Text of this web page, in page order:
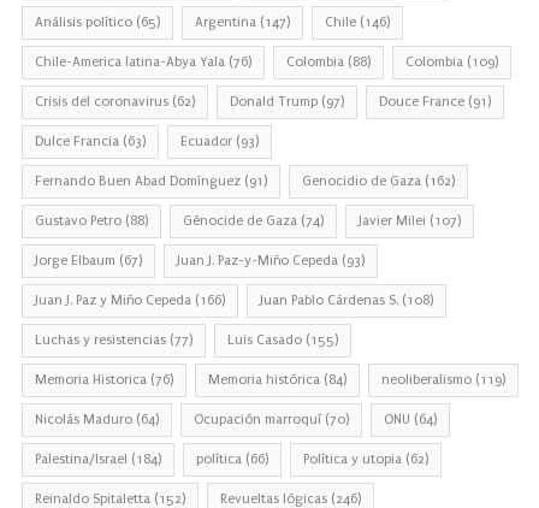
Análisis político (65) Argentina (147) Chile (146)
Chile-America latina-Abya Yala (76) Colombia (88) Colombia (109)
Crisis del coronavirus (62) Donald Trump (97) Douce France (91)
Dulce Francia (63) Ecuador (93)
Fernando Buen Abad Domínguez (91) Genocidio de Gaza (162)
Gustavo Petro (88) Génocide de Gaza (74) Javier Milei (107)
Jorge Elbaum (67) Juan J. Paz-y-Miño Cepeda (93)
Juan J. Paz y Miño Cepeda (166) Juan Pablo Cárdenas S. (108)
Luchas y resistencias (77) Luis Casado (155)
Memoria Historica (76) Memoria histórica (84) neoliberalismo (119)
Nicolás Maduro (64) Ocupación marroquí (70) ONU (64)
Palestina/Israel (184) política (66) Política y utopia (62)
Reinaldo Spitaletta (152) Revueltas lógicas (246)